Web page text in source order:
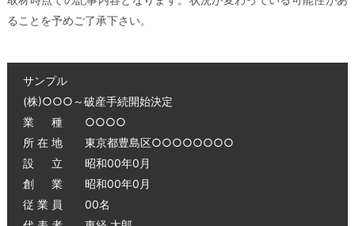
ることを予めご了承下さい。
サンプル
(株)○○○～破産手続開始決定
業 種 ○○○○
所 在 地 東京都豊島区○○○○○○○○
設 立 昭和00年0月
創 業 昭和00年0月
従 業 員 00名